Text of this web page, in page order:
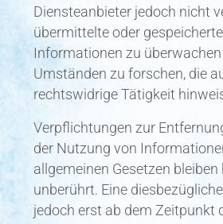
Diensteanbieter jedoch nicht
übermittelte oder
Informationen zu
Umständen zu forschen, die
rechtswidrige Tätigkeit
Verpflichtungen zur
der Nutzung von
allgemeinen Gesetzen bleiben
unberührt. Eine
jedoch erst ab dem Zeitpunkt